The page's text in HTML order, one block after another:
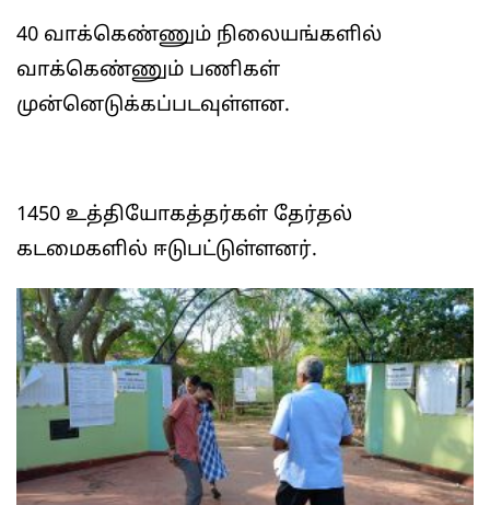
40 வாக்கெண்ணும் நிலையங்களில்
வாக்கெண்ணும் பணிகள்
முன்னெடுக்கப்படவுள்ளன.
1450 உத்தியோகத்தர்கள் தேர்தல்
கடமைகளில் ஈடுபட்டுள்ளனர்.